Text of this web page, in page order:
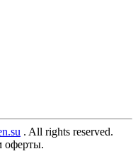
. All rights reserved.
оферты.